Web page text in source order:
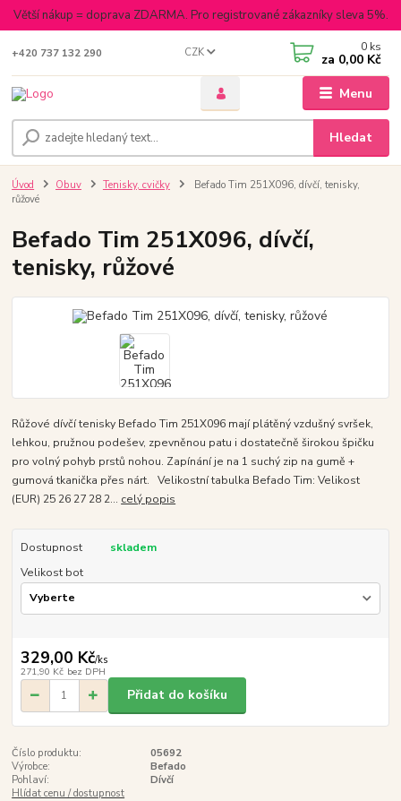
Větší nákup = doprava ZDARMA. Pro registrované zákazníky sleva 5%.
Menu
CZK
Hledat
+420 737 132 290 0 ks
za 0,00 Kč
Úvod Obuv Tenisky, cvičky
Befado Tim 251X096, dívčí, tenisky,
růžové
Befado Tim 251X096, dívčí,
tenisky, růžové
Růžové dívčí tenisky Befado Tim 251X096 mají plátěný vzdušný svršek,
lehkou, pružnou podešev, zpevněnou patu i dostatečně širokou špičku
pro volný pohyb prstů nohou. Zapínání je na 1 suchý zip na gumě +
gumová tkanička přes nárt. Velikostní tabulka Befado Tim: Velikost
(EUR) 25 26 27 28 2... celý popis
Dostupnost
skladem
Velikost bot
329,00 Kč/ks
271,90 Kč bez DPH
Přidat do košíku
Číslo produktu:
05692
Výrobce:
Befado
Pohlaví:
Dívčí
Hlídat cenu / dostupnost